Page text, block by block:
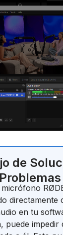
de
Problemas
micrófono
directamente
en tu
puede impedir